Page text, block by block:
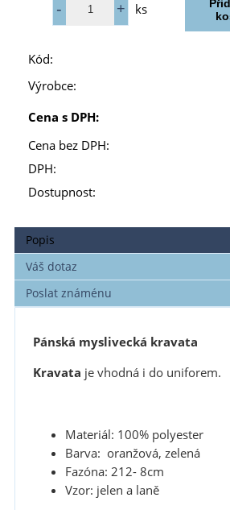
ks
Kód:
Výrobce:
Cena s DPH:
Cena bez DPH:
DPH:
Dostupnost:
Popis
Váš dotaz
Poslat známénu
Pánská myslivecká kravata
Kravata je vhodná i do uniforem.
Materiál: 100% polyester
Barva: oranžová, zelená
Fazóna: 212- 8cm
Vzor: jelen a laně